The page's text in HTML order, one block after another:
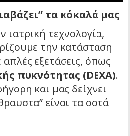
τα κόκαλά μας
ιατρική τεχνολογία,
την κατάσταση
εξετάσεις, όπως
πυκνότητας (DEXA).
και μας δείχνει
είναι τα οστά